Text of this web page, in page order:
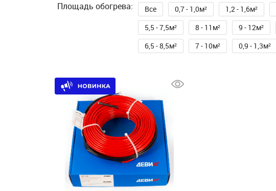
Площадь обогрева: Все 0,7 - 1,0м² 1,2 - 1,6м²
5,5 - 7,5м²
8 - 11м² 9 - 12м²
6,5 - 8,5м²
7 - 10м² 0,9 - 1,3м²